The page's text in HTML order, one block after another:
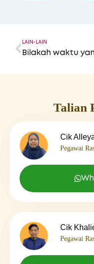
LAIN-LAIN
Talian
Cik
Pegawai
Cik
Pegawai